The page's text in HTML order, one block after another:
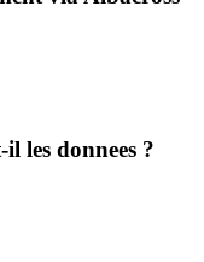
les donnees ?